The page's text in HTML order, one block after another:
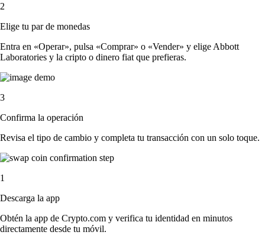
2
Elige tu par de monedas
Entra en «Operar», pulsa «Comprar» o «Vender» y elige Abbott
Laboratories y la cripto o dinero fiat que prefieras.
3
Confirma la operación
Revisa el tipo de cambio y completa tu transacción con un solo toque.
1
Descarga la app
Obtén la app de Crypto.com y verifica tu identidad en minutos
directamente desde tu móvil.